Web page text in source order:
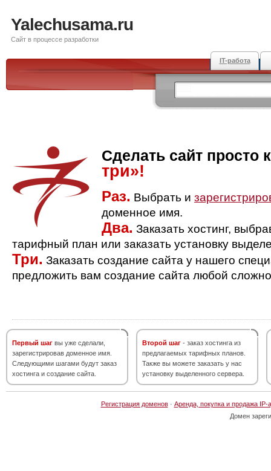
Yalechusama.ru
Сайт в процессе разработки
IT-работа
Сделать сайт просто
три»!
Раз. Выбрать и
доменное имя.
Два. Заказать хостинг,
тарифный план или заказать установку
Три. Заказать создание сайта у нашего
предложить вам создание сайта любой
Первый шаг вы уже сделали,
зарегистрировав доменное имя.
Следующими шагами будут заказ
хостинга и создание сайта.
Второй шаг - заказ хостинга из
предлагаемых тарифных планов.
Также вы можете заказать у нас
установку выделенного сервера.
Регистрация доменов· Аренда, покупка и продажа IP-
Домен